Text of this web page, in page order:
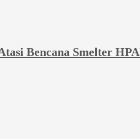
Bencana Smelter